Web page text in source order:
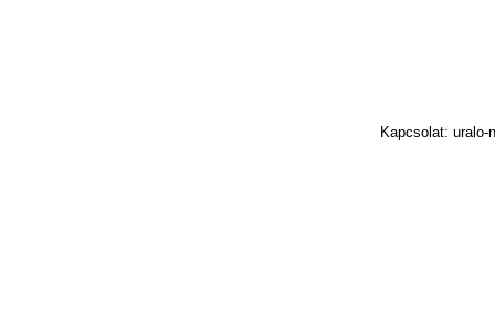
Kapcsolat: uralo-